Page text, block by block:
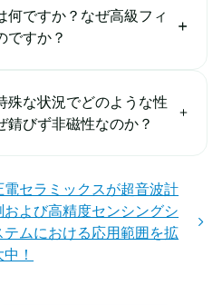
何ですか？なぜ高級フィ
ですか？
殊な状況でどのような性
錆びず非磁性なのか？
電セラミックスが超音波計
および高精度センシングシ
テムにおける応用範囲を拡
中！